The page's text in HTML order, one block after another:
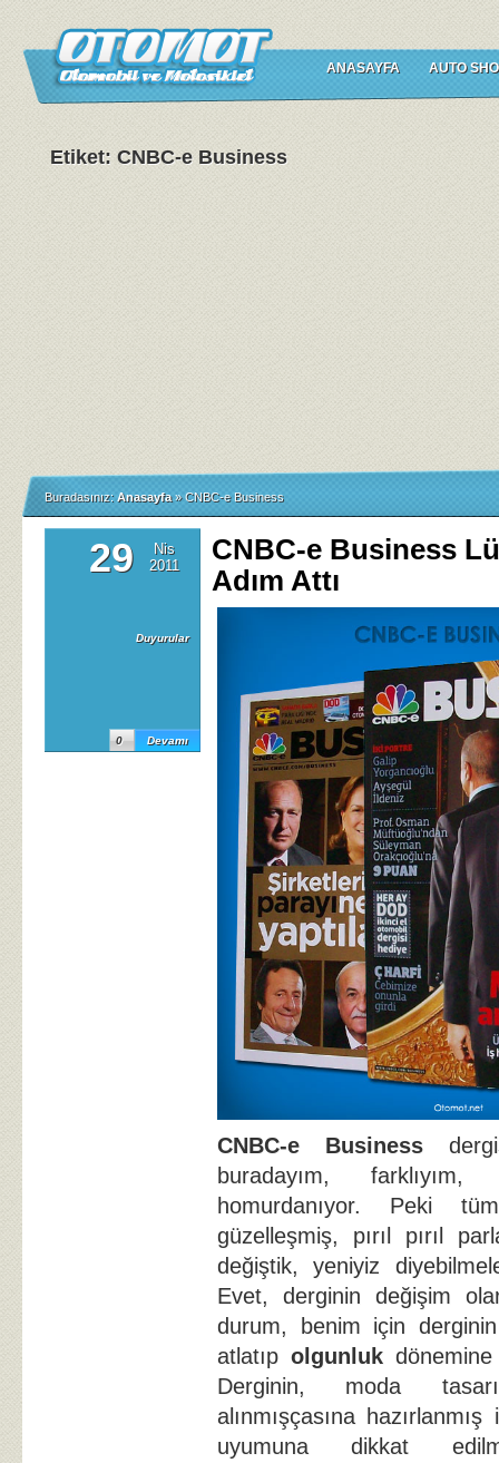
ANASAYFA AUTO
Etiket: CNBC-e Business
Buradasınız: Anasayfa » CNBC-e Business
29
Nis
2011
Duyurular
Devamı
0
CNBC-e Business
Adım Attı
CNBC-e Business
buradayım,
homurdanıyor. Peki
güzelleşmiş, pırıl pırıl
değiştik, yeniyiz
Evet, derginin değişim
durum, benim için
atlatıp olgunluk dönemine
Derginin, moda
alınmışçasına
uyumuna dikkat